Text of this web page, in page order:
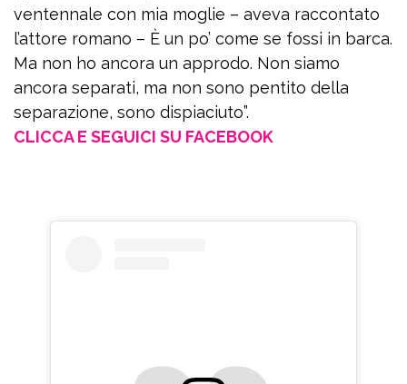
ventennale con mia moglie – aveva raccontato
l’attore romano – È un po’ come se fossi in barca.
Ma non ho ancora un approdo. Non siamo
ancora separati, ma non sono pentito della
separazione, sono dispiaciuto”.
CLICCA E SEGUICI SU FACEBOOK